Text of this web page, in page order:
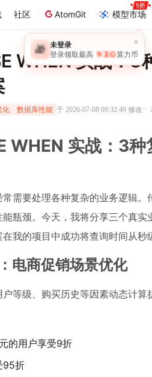
社区 AtomGit 模型市场
×
🎁 未登录
登录领取最高 ￥30 算力币
WHEN 实战：3
化 数据库性能 于 2026-07-08 09:32:49 修改·
WHEN 实战：3
需要处理各种复杂的业务逻辑
瓶颈。今天，我将分享三个真
我的项目中成功将查询时间从秒
电商促销场景优化
等级、购买历史等因素动态计
的用户享受9折
95折